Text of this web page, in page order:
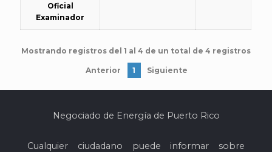
Oficial
Examinador
Mostrando registros del 1 al 4 de un total de 4 registros
Anterior 1 Siguiente
Negociado de Energía de Puerto Rico
Cualquier ciudadano puede informar sobre